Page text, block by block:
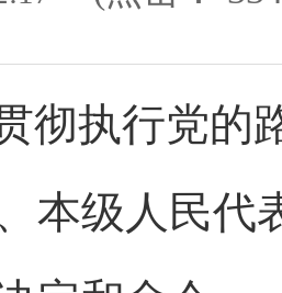
彻执行党的
本级人民代